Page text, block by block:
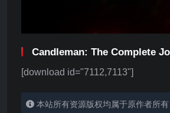
Candleman: The Complete
[download id="7112,7113"]
本站所有资源版权均属于原作者所